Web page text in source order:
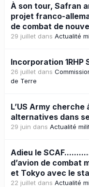
À son tour, Safran
projet franco-
de combat de
29 juillet dans Actualité
Incorporation 1RHP
26 juillet dans
de Terre
L’US Army
alternatives dans
29 juin dans Actualité
Adieu le
d’avion de combat
et Tokyo avec le
22 juillet dans Actualité